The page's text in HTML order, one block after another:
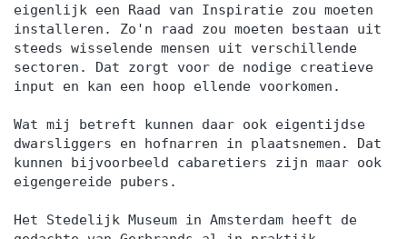
eigenlijk een Raad van Inspiratie zou moeten
installeren. Zo'n raad zou moeten bestaan uit
steeds wisselende mensen uit verschillende
sectoren. Dat zorgt voor de nodige creatieve
input en kan een hoop ellende voorkomen.
Wat mij betreft kunnen daar ook eigentijdse
dwarsliggers en hofnarren in plaatsnemen. Dat
kunnen bijvoorbeeld cabaretiers zijn maar ook
eigengereide pubers.
Het Stedelijk Museum in Amsterdam heeft de